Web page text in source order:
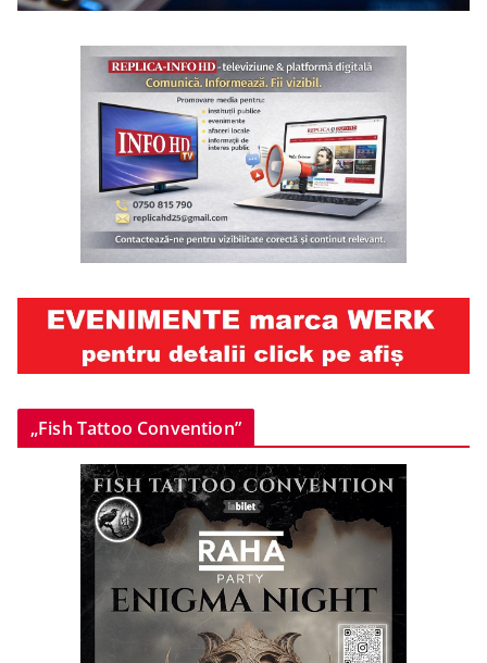
„Fish Tattoo Convention”